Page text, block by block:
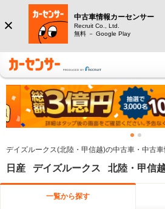
中古車情報カーセンサー
Recruit Co., Ltd.
無料 － Google Play
デイズルークス(北陸・甲信越)の中古車・中古車
日産 デイズルークス 北陸・甲信
一覧から探す